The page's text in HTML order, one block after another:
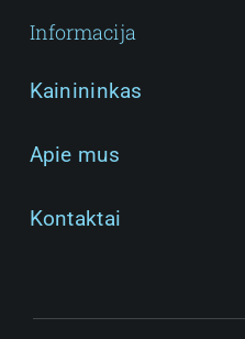
Informacija
Kainininkas
Apie mus
Kontaktai